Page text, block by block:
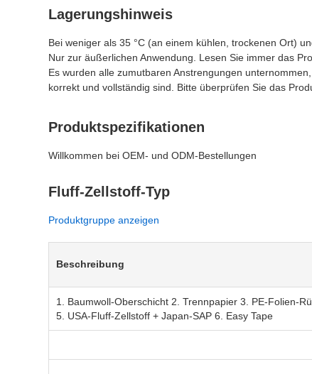
Lagerungshinweis
Bei weniger als 35 °C (an einem kühlen, trockenen Ort)
Nur zur äußerlichen Anwendung. Lesen Sie immer das
Es wurden alle zumutbaren Anstrengungen
korrekt und vollständig sind. Bitte überprüfen Sie das
Produktspezifikationen
Willkommen bei OEM- und ODM-Bestellungen
Fluff-Zellstoff-Typ
Produktgruppe anzeigen
Beschreibung
1. Baumwoll-Oberschicht 2. Trennpapier 3. PE-Folien-
5. USA-Fluff-Zellstoff + Japan-SAP 6. Easy Tape